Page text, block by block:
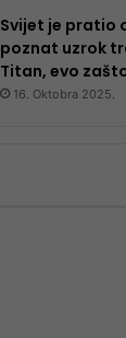
Svijet je pratio
poznat uzrok
Titan, evo
16. Oktobra 2025.